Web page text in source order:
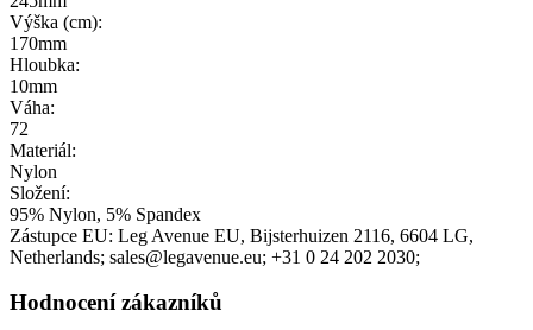
Výška (cm):
170mm
Hloubka:
10mm
Váha:
72
Materiál:
Nylon
Složení:
95% Nylon, 5% Spandex
Zástupce EU: Leg Avenue EU, Bijsterhuizen 2116, 6604 LG,
Netherlands; sales@legavenue.eu; +31 0 24 202 2030;
Hodnocení zákazníků